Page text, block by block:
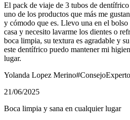
El pack de viaje de 3 tubos de
uno de los productos que más me
y cómodo que es. Llevo una en el
casa y necesito lavarme los dientes o
boca limpia, su textura es agradable y
este dentífrico puedo mantener mi
lugar.
Yolanda Lopez Merino#ConsejoExperto
21/06/2025
Boca limpia y sana en cualquier lugar